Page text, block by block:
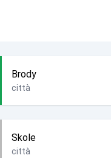
Brody
città
Skole
città